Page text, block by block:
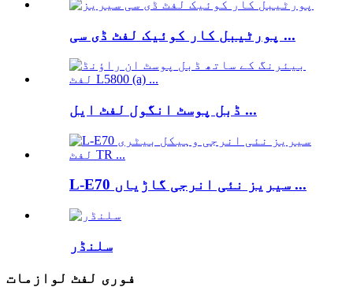
پورٹیبل کار کوئیک لفٹ ڈی سی ...
ڈبل پوسٹ انگول لفٹ ایل ...
L-E70 سیریز نئی انرجی گاڑیاں ...
سلنڈر
فوری لفٹ لوازمات